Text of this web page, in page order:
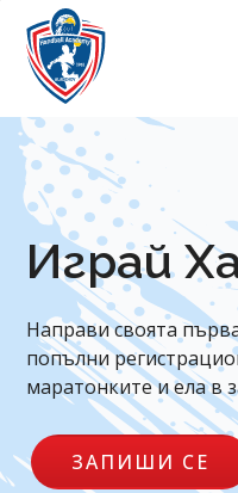
Играй
Направи своята
попълни
маратонките и ела в
ЗАПИШИ СЕ